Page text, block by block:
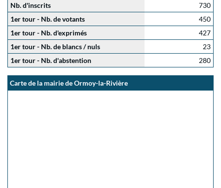
Nb. d'inscrits
730
1er tour - Nb. de votants
450
1er tour - Nb. d'exprimés
427
1er tour - Nb. de blancs / nuls
23
1er tour - Nb. d'abstention
280
Carte de la mairie de Ormoy-la-Rivière